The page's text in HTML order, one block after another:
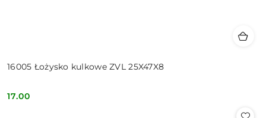
16005 Łożysko kulkowe ZVL 25X47X8
Cena:
17.00